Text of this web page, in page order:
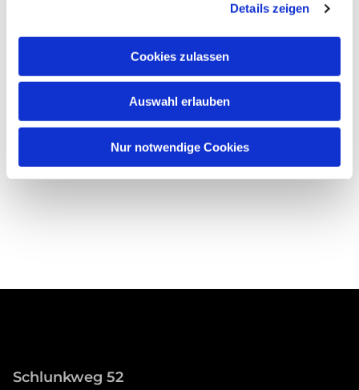
Details zeigen
Cookies zulassen
Auswahl erlauben
Nur notwendige Cookies
Schlunkweg 52